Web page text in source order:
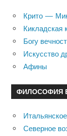
Крито —
Кикладская
Богу
Искусство
Афины
ФИЛОСОФИЯ
Северное